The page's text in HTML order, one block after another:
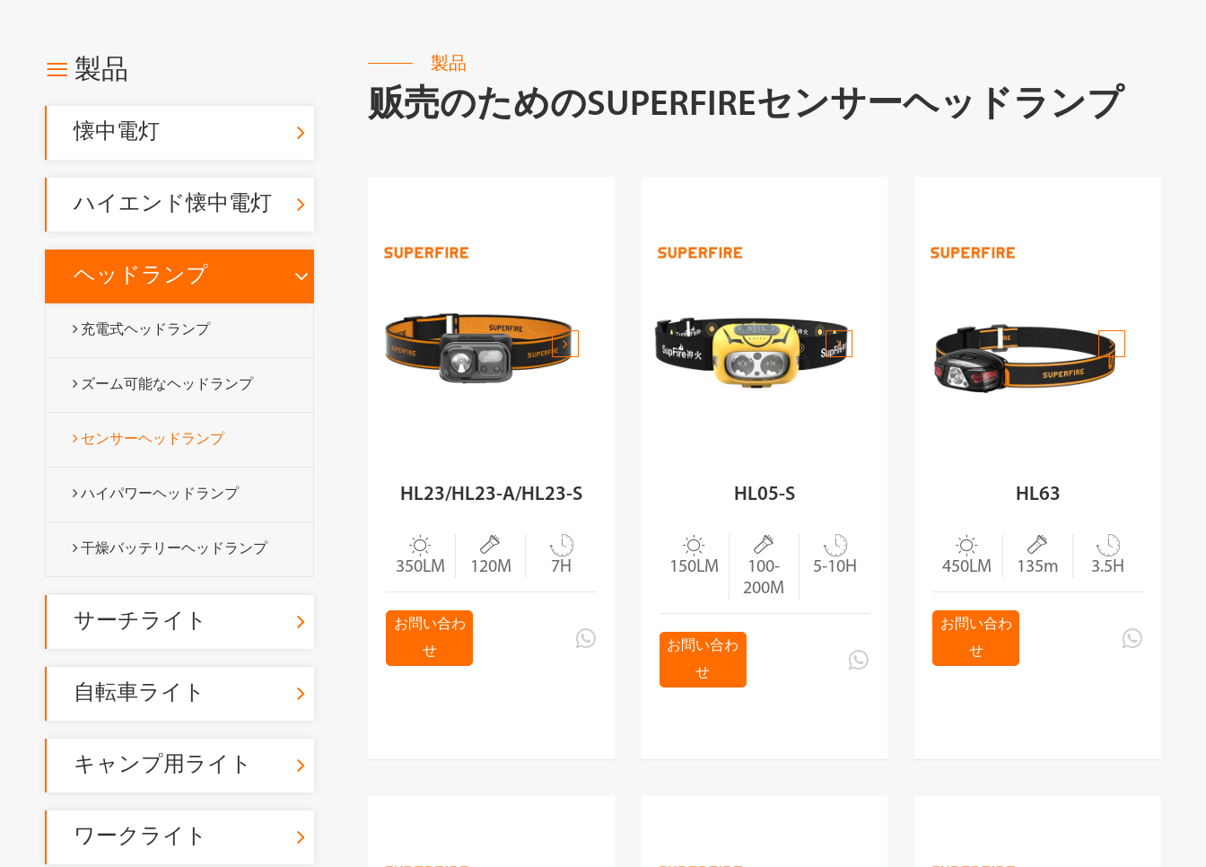
 製品
懐中電灯
ハイエンド懐中電灯
ヘッドランプ
充電式ヘッドランプ
ズーム可能なヘッドランプ
センサーヘッドランプ
ハイパワーヘッドランプ
干燥バッテリーヘッドランプ
サーチライト
自転車ライト
キャンプ用ライト
ワークライト
製品
贩売のためのSUPERFIREセンサーヘッドランプ
HL23/HL23-A/HL23-S

350LM

120M

7H
お問い合わ
せ

HL05-S

150LM

100-
200M

5-10H
お問い合わ
せ

HL63

450LM

135m

3.5H
お問い合わ
せ
